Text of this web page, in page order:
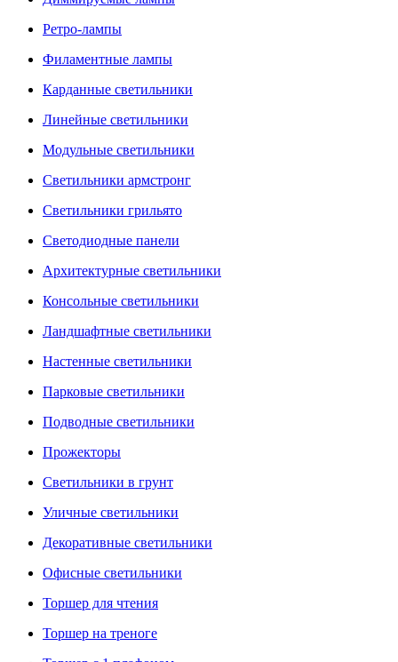
Ретро-лампы
Филаментные лампы
Карданные светильники
Линейные светильники
Модульные светильники
Светильники армстронг
Светильники грильято
Светодиодные панели
Архитектурные светильники
Консольные светильники
Ландшафтные светильники
Настенные светильники
Парковые светильники
Подводные светильники
Прожекторы
Светильники в грунт
Уличные светильники
Декоративные светильники
Офисные светильники
Торшер для чтения
Торшер на треноге